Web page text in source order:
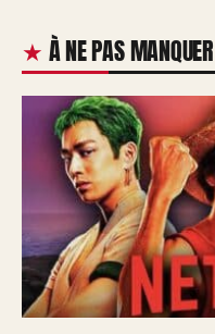
À NE PAS MANQUER